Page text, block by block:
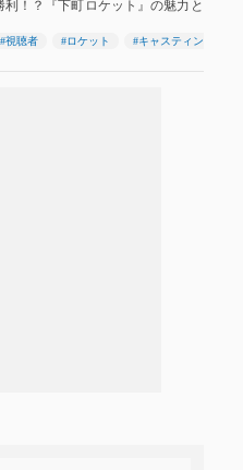
！？『下町ロケット』の魅力と
#視聴者 #ロケット
#キャスティン